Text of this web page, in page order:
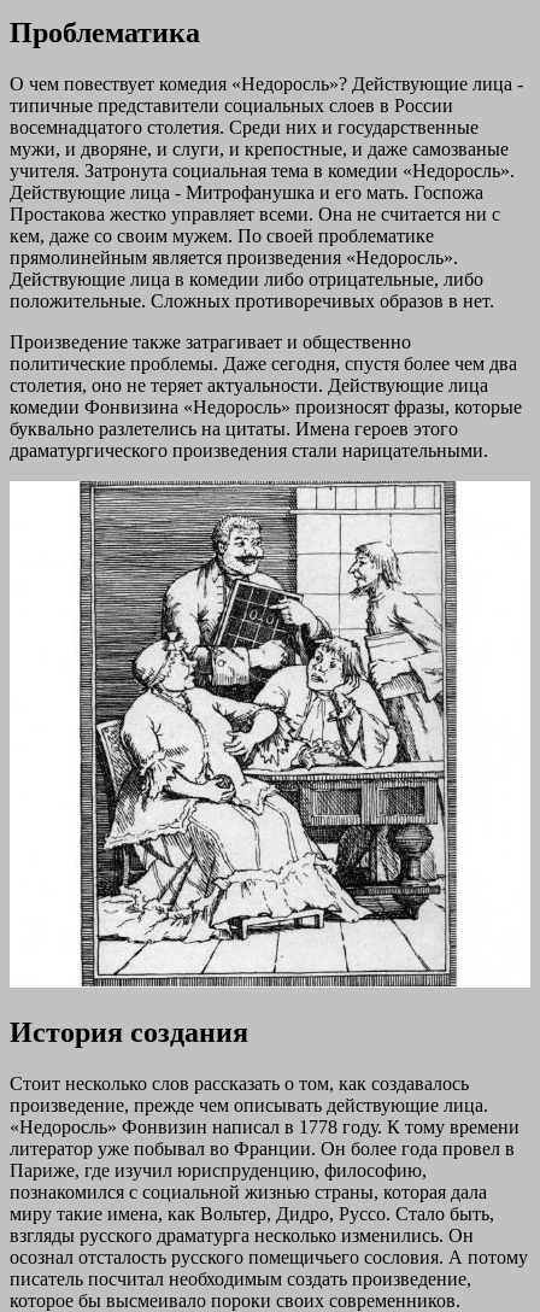
Проблематика
О чем повествует комедия «Недоросль»? Действующие лица -
типичные представители социальных слоев в России
восемнадцатого столетия. Среди них и государственные
мужи, и дворяне, и слуги, и крепостные, и даже самозваные
учителя. Затронута социальная тема в комедии «Недоросль».
Действующие лица - Митрофанушка и его мать. Госпожа
Простакова жестко управляет всеми. Она не считается ни с
кем, даже со своим мужем. По своей проблематике
прямолинейным является произведения «Недоросль».
Действующие лица в комедии либо отрицательные, либо
положительные. Сложных противоречивых образов в нет.
Произведение также затрагивает и общественно
политические проблемы. Даже сегодня, спустя более чем два
столетия, оно не теряет актуальности. Действующие лица
комедии Фонвизина «Недоросль» произносят фразы, которые
буквально разлетелись на цитаты. Имена героев этого
драматургического произведения стали нарицательными.
История создания
Стоит несколько слов рассказать о том, как создавалось
произведение, прежде чем описывать действующие лица.
«Недоросль» Фонвизин написал в 1778 году. К тому времени
литератор уже побывал во Франции. Он более года провел в
Париже, где изучил юриспруденцию, философию,
познакомился с социальной жизнью страны, которая дала
миру такие имена, как Вольтер, Дидро, Руссо. Стало быть,
взгляды русского драматурга несколько изменились. Он
осознал отсталость русского помещичьего сословия. А потому
писатель посчитал необходимым создать произведение,
которое бы высмеивало пороки своих современников.